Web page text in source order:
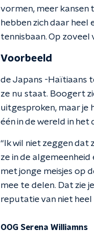
vormen, meer kansen
hebben zich daar
tennisbaan. Op zoveel
Voorbeeld
de Japans -Haïtiaans
ze nu staat. Boogert
uitgesproken, maar je
één in de wereld in
“Ik wil niet zeggen dat
ze in de
met jonge meisjes op
mee te delen. Dat zie
reputatie van niet heel
OOG Serena Williamns